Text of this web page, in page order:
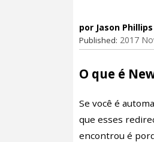
por Jason Phillips
Published: 2017
O que é
Se você é
que esses
encontrou é